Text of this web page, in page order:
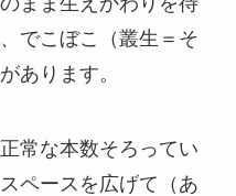
でこぼこ（叢生＝そ
あります。
常な本数そろってい
ペースを広げて（あ